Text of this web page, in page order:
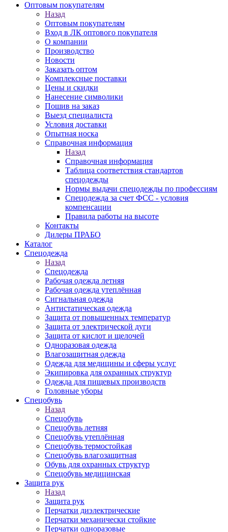
Оптовым покупателям
Назад
Оптовым покупателям
Вход в ЛК оптового покупателя
О компании
Производство
Новости
Заказать оптом
Комплексные поставки
Цены и скидки
Нанесение символики
Пошив на заказ
Выезд специалиста
Условия доставки
Опытная носка
Справочная информация
Назад
Справочная информация
Таблица соответствия стандартов
спецодежды
Нормы выдачи спецодежды по профессиям
Спецодежда за счет ФСС - условия
компенсации
Правила работы на высоте
Контакты
Дилеры ПРАБО
Каталог
Спецодежда
Назад
Спецодежда
Рабочая одежда летняя
Рабочая одежда утеплённая
Сигнальная одежда
Антистатическая одежда
Защита от повышенных температур
Защита от электрической дуги
Защита от кислот и щелочей
Одноразовая одежда
Влагозащитная одежда
Одежда для медицины и сферы услуг
Экипировка для охранных структур
Одежда для пищевых производств
Головные уборы
Спецобувь
Назад
Спецобувь
Спецобувь летняя
Спецобувь утеплённая
Спецобувь термостойкая
Спецобувь влагозащитная
Обувь для охранных структур
Спецобувь медицинская
Защита рук
Назад
Защита рук
Перчатки диэлектрические
Перчатки механически стойкие
Перчатки одноразовые